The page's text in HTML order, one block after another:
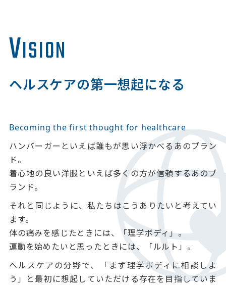
VISION
ヘルスケアの第一想起になる
Becoming the first thought for healthcare
ハンバーガーといえば誰もが思い浮かべるあのブラン
ド。
着心地の良い洋服といえば多くの方が信頼するあのブ
ランド。
それと同じように、私たちはこうありたいと考えてい
ます。
体の痛みを感じたときには、「理学ボディ」。
運動を始めたいと思ったときには、「ルルト」。
ヘルスケアの分野で、「まず理学ボディに相談しよ
う」と最初に想起していただける存在を目指していま